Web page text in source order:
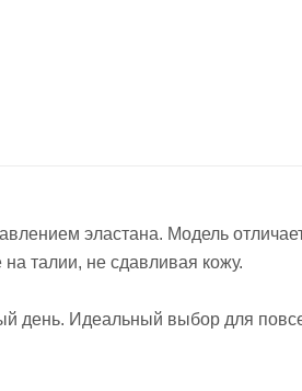
эластана. Модель
талии, не сдавливая кожу.
день. Идеальный выбор для